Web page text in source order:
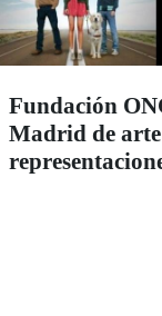
Fundación
Madrid de